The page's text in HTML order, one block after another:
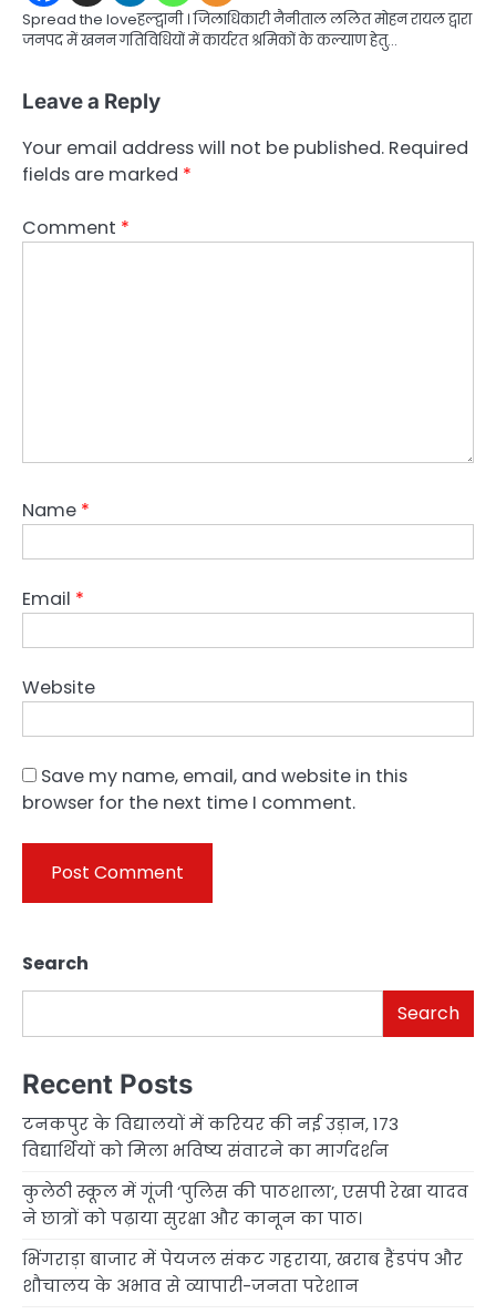
Spread the loveहल्द्वानी । जिलाधिकारी नैनीताल ललित मोहन रायल द्वारा
जनपद में खनन गतिविधियों में कार्यरत श्रमिकों के कल्याण हेतु…
Leave a Reply
Your email address will not be published. Required
fields are marked *
Comment *
Name *
Email *
Website
Save my name, email, and website in this
browser for the next time I comment.
Search
Search
Recent Posts
टनकपुर के विद्यालयों में करियर की नई उड़ान, 173
विद्यार्थियों को मिला भविष्य संवारने का मार्गदर्शन
कुलेठी स्कूल में गूंजी ‘पुलिस की पाठशाला’, एसपी रेखा यादव
ने छात्रों को पढ़ाया सुरक्षा और कानून का पाठ।
भिंगराड़ा बाजार में पेयजल संकट गहराया, खराब हैंडपंप और
शौचालय के अभाव से व्यापारी-जनता परेशान